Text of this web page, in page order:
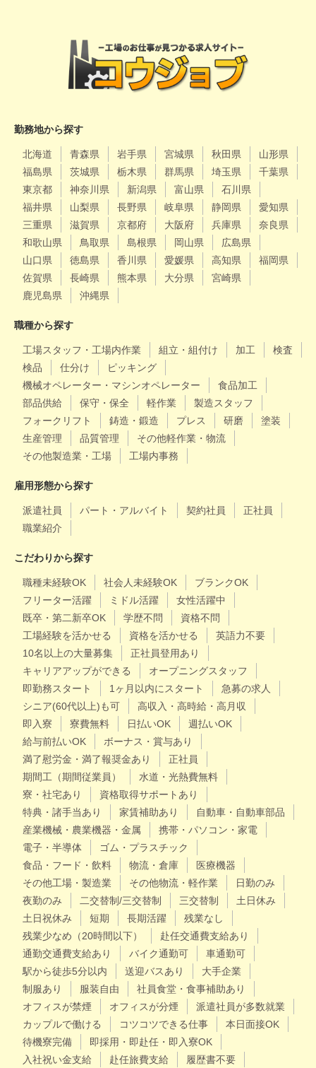
勤務地から探す
北海道 青森県 岩手県 宮城県 秋田県
山形県
福島県
茨城県 栃木県 群馬県 埼玉県
千葉県
東京都
神奈川県 新潟県 富山県
石川県
福井県
山梨県 長野県 岐阜県 静岡県
愛知県
三重県
滋賀県 京都府 大阪府 兵庫県
奈良県
和歌山県
鳥取県 島根県 岡山県
広島県
山口県
徳島県 香川県 愛媛県 高知県
福岡県
佐賀県
長崎県 熊本県 大分県
宮崎県
鹿児島県
沖縄県
職種から探す
工場スタッフ・工場内作業 組立・組付け 加工
検査
検品
仕分け
ピッキング
機械オペレーター・マシンオペレーター
食品加工
部品供給
保守・保全 軽作業
製造スタッフ
フォークリフト
鋳造・鍛造 プレス 研磨
塗装
生産管理
品質管理
その他軽作業・物流
その他製造業・工場
工場内事務
雇用形態から探す
派遣社員 パート・アルバイト 契約社員
正社員
職業紹介
こだわりから探す
職種未経験OK 社会人未経験OK
ブランクOK
フリーター活躍
ミドル活躍
女性活躍中
既卒・第二新卒OK
学歴不問
資格不問
工場経験を活かせる
資格を活かせる
英語力不要
10名以上の大量募集
正社員登用あり
キャリアアップができる
オープニングスタッフ
即勤務スタート
1ヶ月以内にスタート
急募の求人
シニア(60代以上)も可
高収入・高時給・高月収
即入寮
寮費無料 日払いOK
週払いOK
給与前払いOK
ボーナス・賞与あり
満了慰労金・満了報奨金あり
正社員
期間工（期間従業員）
水道・光熱費無料
寮・社宅あり
資格取得サポートあり
特典・諸手当あり
家賃補助あり
自動車・自動車部品
産業機械・農業機器・金属
携帯・パソコン・家電
電子・半導体
ゴム・プラスチック
食品・フード・飲料
物流・倉庫
医療機器
その他工場・製造業
その他物流・軽作業
日勤のみ
夜勤のみ
二交替制/三交替制 三交替制
土日休み
土日祝休み
短期 長期活躍
残業なし
残業少なめ（20時間以下）
赴任交通費支給あり
通勤交通費支給あり
バイク通勤可
車通勤可
駅から徒歩5分以内
送迎バスあり
大手企業
制服あり
服装自由
社員食堂・食事補助あり
オフィスが禁煙
オフィスが分煙
派遣社員が多数就業
カップルで働ける
コツコツできる仕事
本日面接OK
待機寮完備
即採用・即赴任・即入寮OK
入社祝い金支給
赴任旅費支給 履歴書不要